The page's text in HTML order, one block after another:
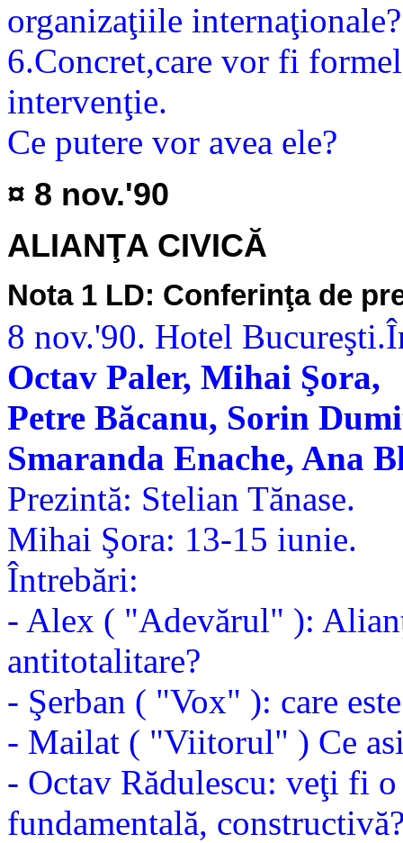
organizaţiile internaţionale?
6.Concret,care vor fi
intervenţie.
Ce putere vor avea ele?
¤ 8 nov.'90
ALIANŢA CIVICĂ
Nota 1 LD: Conferinţa de
8 nov.'90. Hotel
Octav Paler, Mihai Şora,
Petre Băcanu, Sorin
Smaranda Enache, Ana
Prezintă: Stelian Tănase.
Mihai Şora: 13-15 iunie.
Întrebări:
- Alex ( "Adevărul" ):
antitotalitare?
- Şerban ( "Vox" ): care
- Mailat ( "Viitorul" ) Ce
- Octav Rădulescu: veţi fi
fundamentală,